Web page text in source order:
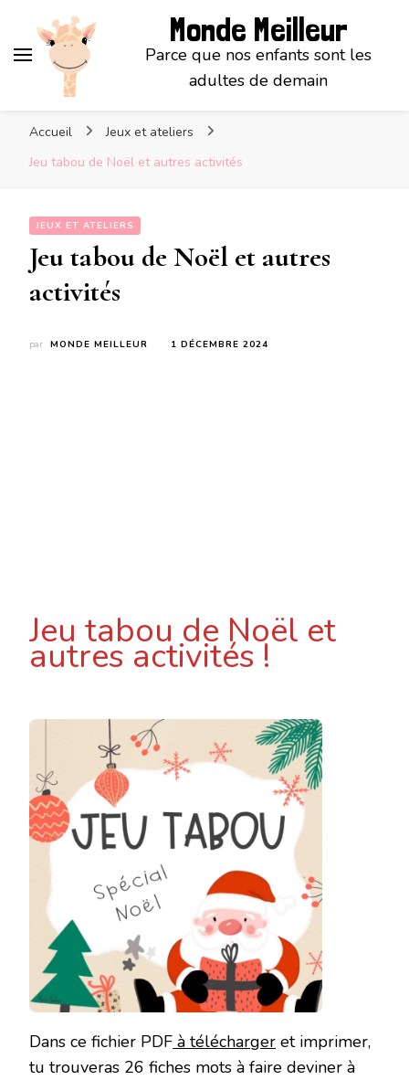
Monde Meilleur
Parce que nos enfants sont les
adultes de demain
Accueil
Jeux et ateliers
Jeu tabou de Noël et autres activités
JEUX ET ATELIERS
Jeu tabou de Noël et autres
activités
par MONDE MEILLEUR 1 DÉCEMBRE 2024
Jeu tabou de Noël et
autres activités !
Dans ce fichier PDF à télécharger et imprimer,
tu trouveras 26 fiches mots à faire deviner à